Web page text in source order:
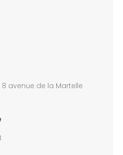
8 avenue de la Martelle